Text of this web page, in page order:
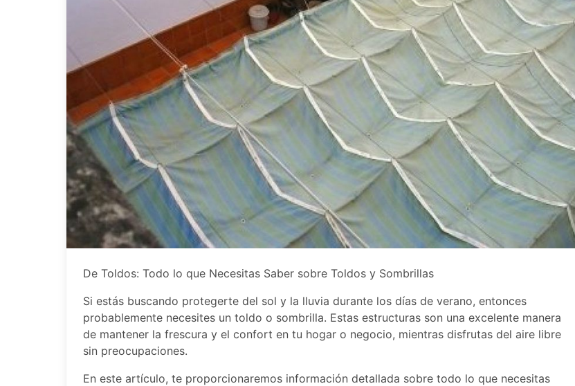
De Toldos: Todo lo que Necesitas Saber sobre Toldos y Sombrillas
Si estás buscando protegerte del sol y la lluvia durante los días de verano, entonces
probablemente necesites un toldo o sombrilla. Estas estructuras son una excelente manera
de mantener la frescura y el confort en tu hogar o negocio, mientras disfrutas del aire libre
sin preocupaciones.
En este artículo, te proporcionaremos información detallada sobre todo lo que necesitas